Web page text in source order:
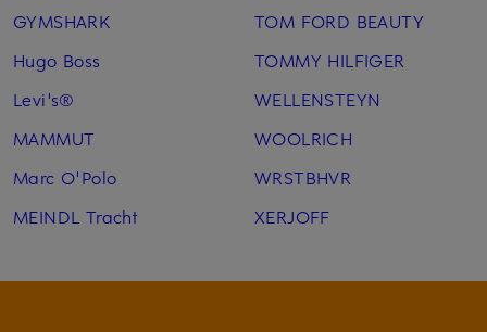
GYMSHARK
Hugo Boss
Levi's®
MAMMUT
Marc O'Polo
MEINDL Tracht
TOM FORD BEAUTY
TOMMY HILFIGER
WELLENSTEYN
WOOLRICH
WRSTBHVR
XERJOFF